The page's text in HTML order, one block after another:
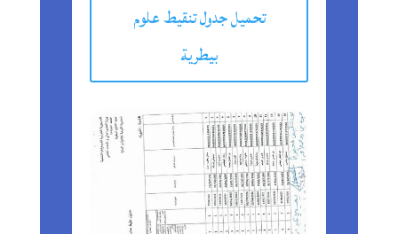
تحميل جدول تنقيط علوم
بيطرية